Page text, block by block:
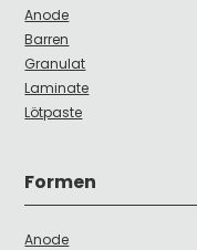
Anode
Barren
Granulat
Laminate
Lötpaste
Formen
Anode